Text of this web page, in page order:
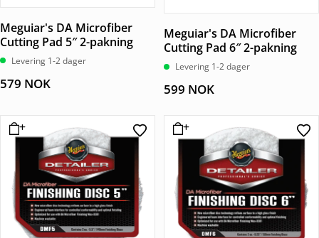
Meguiar's DA Microfiber
Cutting Pad 5″ 2-pakning
Levering 1-2 dager
579 NOK
Meguiar's DA Microfiber
Cutting Pad 6″ 2-pakning
Levering 1-2 dager
599 NOK